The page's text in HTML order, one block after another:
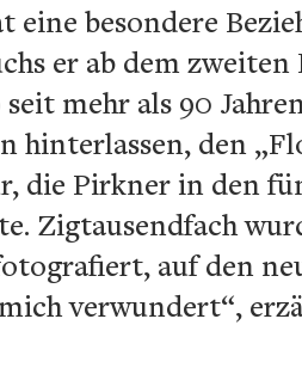
eine besondere
er ab dem zweiten
mehr als 90
hinterlassen, den
die Pirkner in den
Zigtausendfach
auf den
verwundert“,